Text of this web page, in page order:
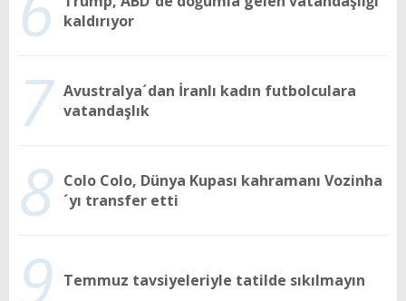
kaldırıyor
7 Avustralya´dan İranlı kadın futbolculara
vatandaşlık
8 Colo Colo, Dünya Kupası kahramanı Vozinha
´yı transfer etti
9 Temmuz tavsiyeleriyle tatilde sıkılmayın